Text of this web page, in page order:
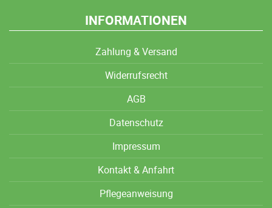
INFORMATIONEN
Zahlung & Versand
Widerrufsrecht
AGB
Datenschutz
Impressum
Kontakt & Anfahrt
Pflegeanweisung